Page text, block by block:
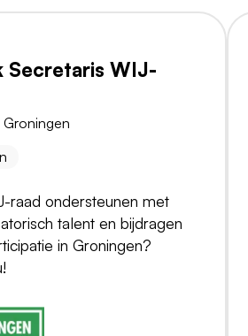
Secretaris WIJ-
raad ondersteunen met
talent en bijdragen
in Groningen?